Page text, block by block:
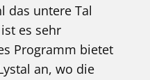
das untere Tal
es sehr
Programm bietet
an, wo die